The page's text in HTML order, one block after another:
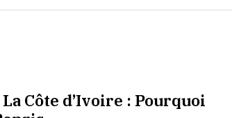
Côte d’Ivoire : Pourquoi